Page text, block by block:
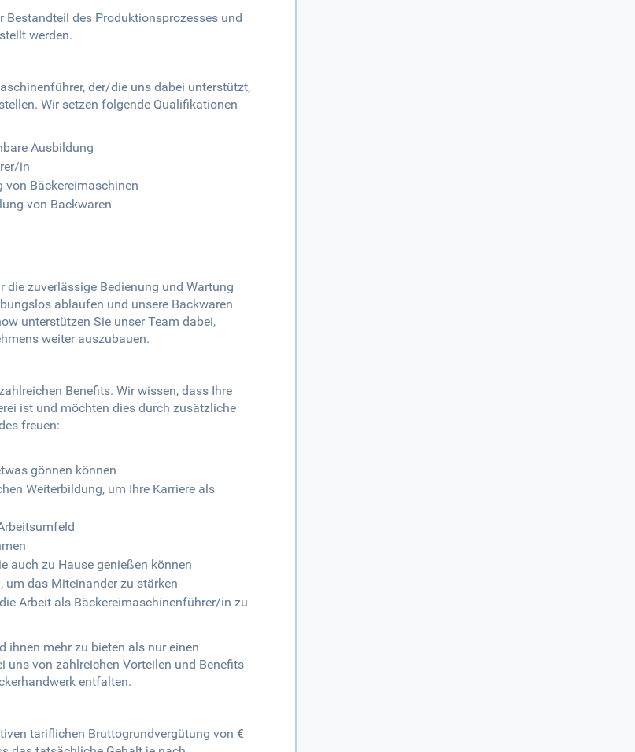
des Produktionsprozesses und
werden.
der/die uns dabei unterstützt,
Wir setzen folgende Qualifikationen
Ausbildung
in
von Bäckereimaschinen
von Backwaren
zuverlässige Bedienung und Wartung
ablaufen und unsere Backwaren
unterstützen Sie unser Team dabei,
weiter auszubauen.
Benefits. Wir wissen, dass Ihre
ist und möchten dies durch zusätzliche
freuen:
gönnen können
Weiterbildung, um Ihre Karriere als
auch zu Hause genießen können
das Miteinander zu stärken
Arbeit als Bäckereimaschinenführer/in zu
ihnen mehr zu bieten als nur einen
von zahlreichen Vorteilen und Benefits
entfalten.
tariflichen Bruttogrundvergütung von €